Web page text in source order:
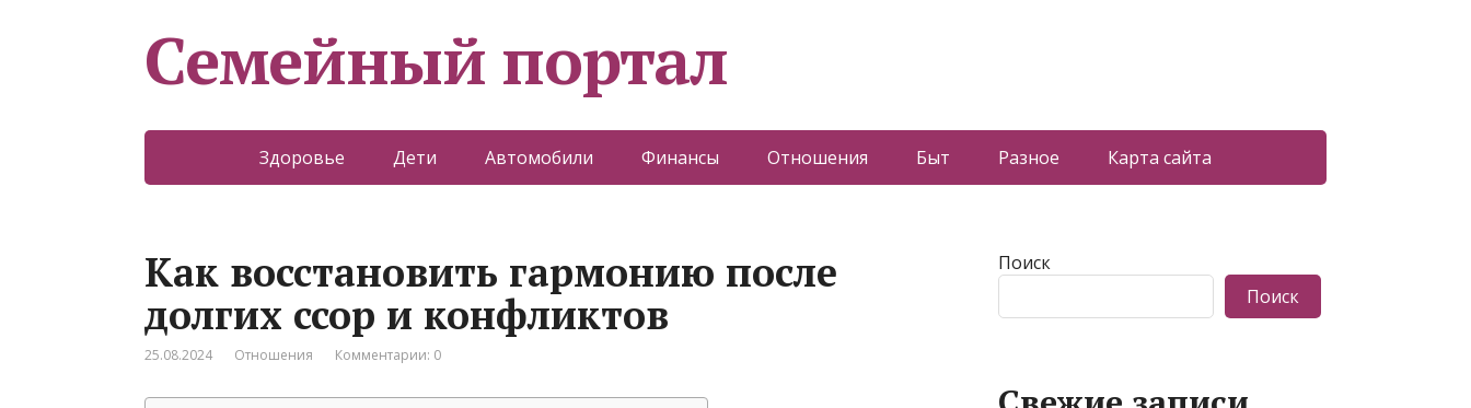
Семейный портал
Здоровье Дети Автомобили Финансы Отношения Быт Разное Карта сайта
Как восстановить гармонию после
долгих ссор и конфликтов
25.08.2024 Отношения Комментарии: 0
Поиск
Поиск